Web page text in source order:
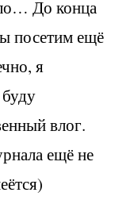
До конца
посетим ещё
я
влог.
ещё не